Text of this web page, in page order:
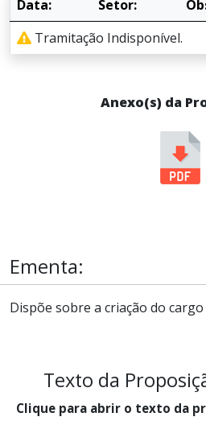
Data:
Setor:
Tramitação Indisponível.
Anexo(s) da
Ementa:
Dispõe sobre a criação do cargo
Texto da
Clique para abrir o texto da